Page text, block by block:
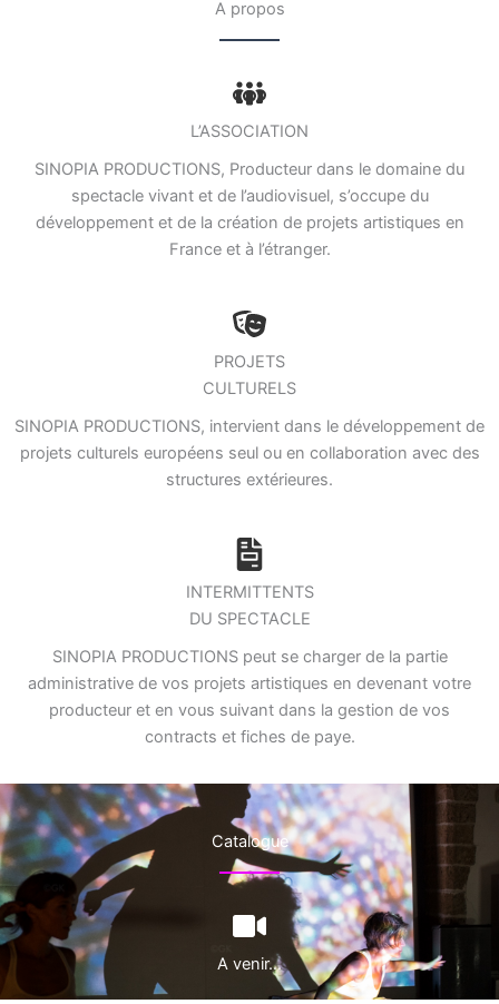
A propos
L’ASSOCIATION
SINOPIA PRODUCTIONS, Producteur dans le domaine du
spectacle vivant et de l’audiovisuel, s’occupe du
développement et de la création de projets artistiques en
France et à l’étranger.
PROJETS
CULTURELS
SINOPIA PRODUCTIONS, intervient dans le développement de
projets culturels européens seul ou en collaboration avec des
structures extérieures.
INTERMITTENTS
DU SPECTACLE
SINOPIA PRODUCTIONS peut se charger de la partie
administrative de vos projets artistiques en devenant votre
producteur et en vous suivant dans la gestion de vos
contracts et fiches de paye.
Catalogue
A venir…